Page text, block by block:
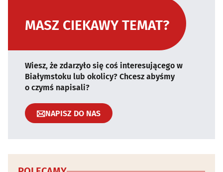
MASZ CIEKAWY TEMAT?
Wiesz, że zdarzyło się coś interesującego w
Białymstoku lub okolicy? Chcesz abyśmy
o czymś napisali?
NAPISZ DO NAS